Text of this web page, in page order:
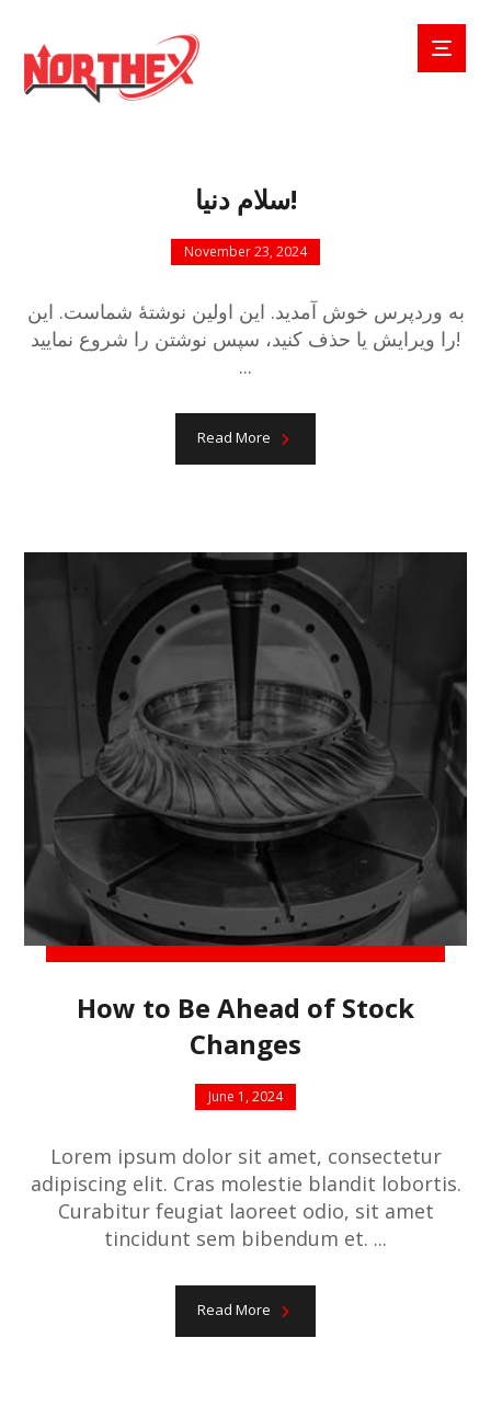
سلام دنیا!
November 23, 2024
به وردپرس خوش آمدید. این اولین نوشتهٔ شماست. این
را ویرایش یا حذف کنید، سپس نوشتن را شروع نمایید!
...
Read More
How to Be Ahead of Stock
Changes
June 1, 2024
Lorem ipsum dolor sit amet, consectetur
adipiscing elit. Cras molestie blandit lobortis.
Curabitur feugiat laoreet odio, sit amet
tincidunt sem bibendum et. ...
Read More